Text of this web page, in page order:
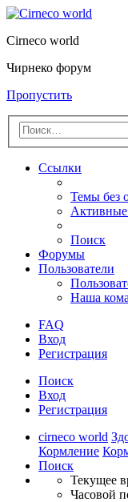
Cirneco world
Чирнеко форум
Пропустить
Ссылки
Темы без
Поиск
Форумы
Пользователи
Наша
FAQ
Вход
Регистрация
Поиск
Вход
Регистрация
cirneco world
Кормление
Поиск
Текущее
Часовой